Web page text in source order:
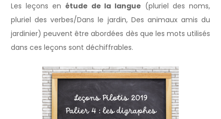
Les leçons en étude de la langue (pluriel des noms,
pluriel des verbes/Dans le jardin, Des animaux amis du
jardinier) peuvent être abordées dès que les mots utilisés
dans ces leçons sont déchiffrables.